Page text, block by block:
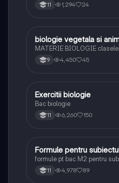
11 1,294 24
Biologie
biologie vegetala si
MATERIE BIOLOGIE
9 4,450 45
Biologie
Exercitii biologie
Bac biologie
11 6,260 150
Matematică
Formule pentru
formule pt bac M2 pentru
11 4,978 89